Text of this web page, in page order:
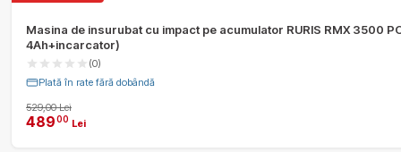
Masina de insurubat cu impact pe acumulator RURIS RMX 3500
4Ah+incarcator)
(0)
Plată în rate fără dobândă
529,00 Lei
48900 Lei